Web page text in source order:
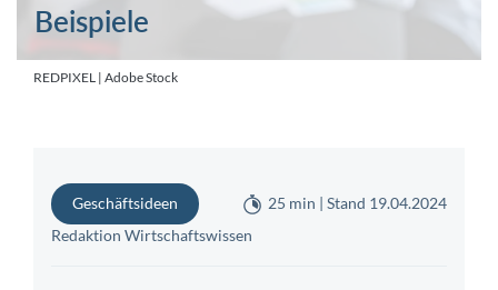
Beispiele
REDPIXEL | Adobe Stock
Geschäftsideen
25 min | Stand 19.04.2024
Redaktion Wirtschaftswissen